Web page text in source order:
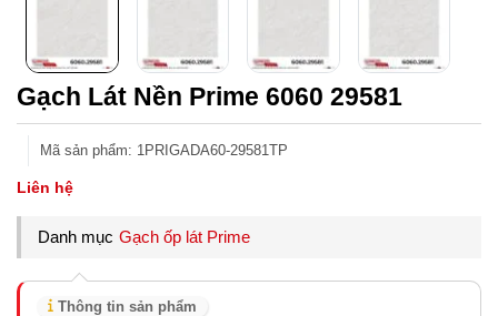
Gạch Lát Nền Prime 6060 29581
Mã sản phẩm: 1PRIGADA60-29581TP
Liên hệ
Danh mục Gạch ốp lát Prime
Thông tin sản phẩm